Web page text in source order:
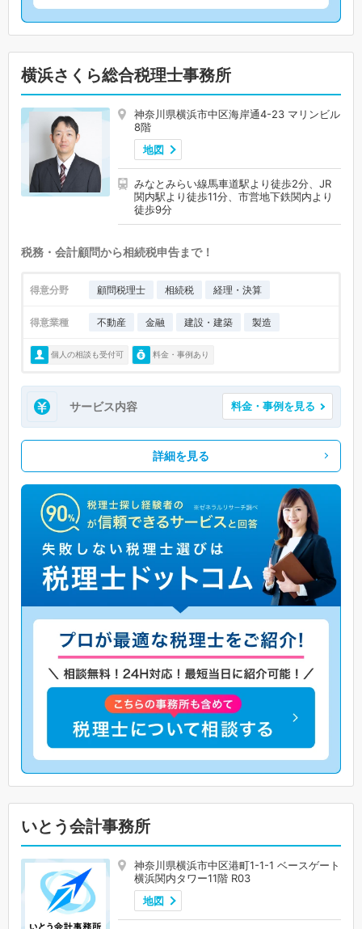
横浜さくら総合税理士事務所
神奈川県横浜市中区海岸通4-23 マリンビル
8階
地図
みなとみらい線馬車道駅より徒歩2分、JR
関内駅より徒歩11分、市営地下鉄関内より
徒歩9分
税務・会計顧問から相続税申告まで！
得意分野 顧問税理士 相続税 経理・決算
得意業種 不動産 金融 建設・建築 製造
個人の相談も受付可 料金・事例あり
サービス内容 料金・事例を見る
詳細を見る
いとう会計事務所
神奈川県横浜市中区港町1-1-1 ベースゲート
横浜関内タワー11階 R03
地図